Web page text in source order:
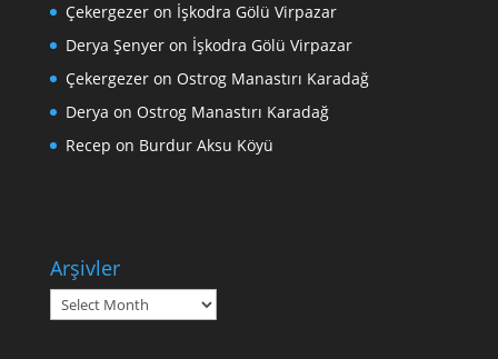
Çekergezeron İşkodra Gölü Virpazar
Derya Şenyeron İşkodra Gölü Virpazar
Çekergezeron Ostrog Manastırı Karadağ
Derya on Ostrog Manastırı Karadağ
Recep on Burdur Aksu Köyü
Arşivler
Arşivler